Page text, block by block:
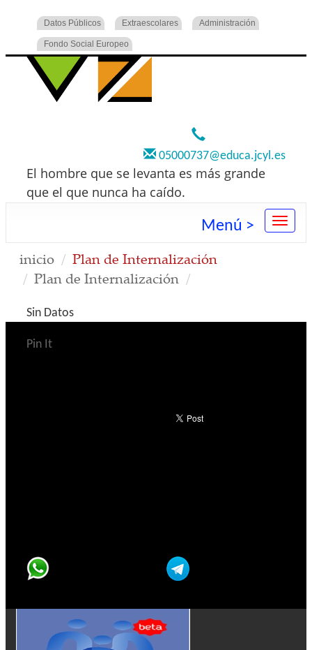
Datos Públicos Extraescolares Administración
Fondo Social Europeo
05000737@educa.jcyl.es
El hombre que se levanta es más grande
que el que nunca ha caído.
Menú >
inicio
Plan de Internalización
Plan de Internalización
Sin Datos
Pin It